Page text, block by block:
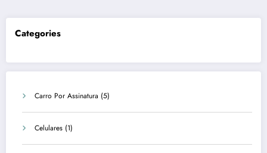
Categories
Carro Por Assinatura (5)
Celulares (1)